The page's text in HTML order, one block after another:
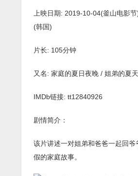
上映日期: 2019-10-04(釜山电影
(韩国)
片长: 105分钟
又名: 家庭的夏日夜晚 / 姐弟的夏
IMDb链接: tt12840926
剧情简介：
该片讲述一对姐弟和爸爸一起回爷
假的家庭故事。